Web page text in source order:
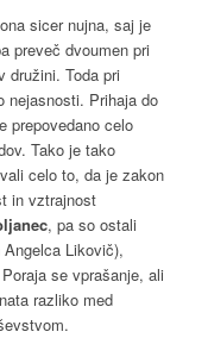
sicer nujna, saj je
preveč dvoumen pri
družini. Toda pri
nejasnosti. Prihaja do
prepovedano celo
Tako je tako
celo to, da je zakon
in vztrajnost
, pa so ostali
Likovič),
se vprašanje, ali
razliko med